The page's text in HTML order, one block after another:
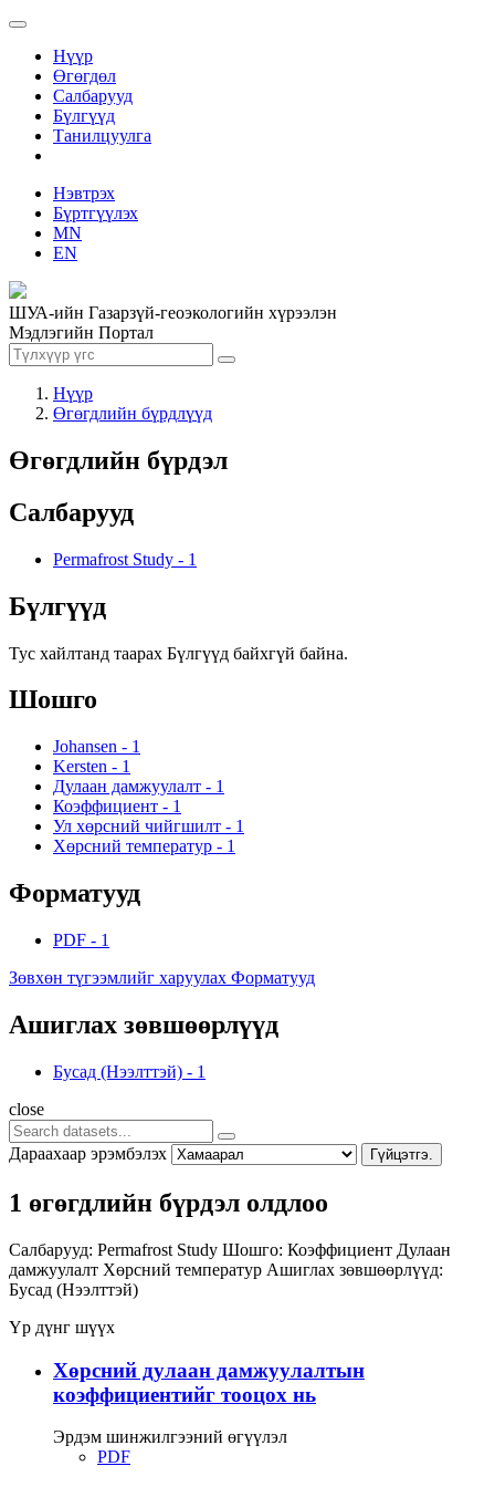
Нүүр
Өгөгдөл
Салбарууд
Бүлгүүд
Танилцуулга
Нэвтрэх
Бүртгүүлэх
MN
EN
ШУА-ийн Газарзүй-геоэкологийн хүрээлэн
Мэдлэгийн Портал
Нүүр
Өгөгдлийн бүрдлүүд
Өгөгдлийн бүрдэл
Салбарууд
Permafrost Study - 1
Бүлгүүд
Тус хайлтанд таарах Бүлгүүд байхгүй байна.
Шошго
Johansen - 1
Kersten - 1
Дулаан дамжуулалт - 1
Коэффициент - 1
Ул хөрсний чийгшилт - 1
Хөрсний температур - 1
Форматууд
PDF - 1
Зөвхөн түгээмлийг харуулах Форматууд
Ашиглах зөвшөөрлүүд
Бусад (Нээлттэй) - 1
close
Дараахаар эрэмбэлэх Гүйцэтгэ.
1 өгөгдлийн бүрдэл олдлоо
Салбарууд: Permafrost Study Шошго: Коэффициент Дулаан
дамжуулалт Хөрсний температур Ашиглах зөвшөөрлүүд:
Бусад (Нээлттэй)
Үр дүнг шүүх
Хөрсний дулаан дамжуулалтын
коэффициентийг тооцох нь
Эрдэм шинжилгээний өгүүлэл
PDF